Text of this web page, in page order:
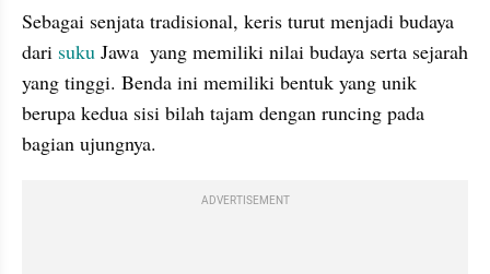
Sebagai senjata tradisional, keris turut menjadi budaya
dari suku Jawa  yang memiliki nilai budaya serta sejarah
yang tinggi. Benda ini memiliki bentuk yang unik
berupa kedua sisi bilah tajam dengan runcing pada
bagian ujungnya.
ADVERTISEMENT